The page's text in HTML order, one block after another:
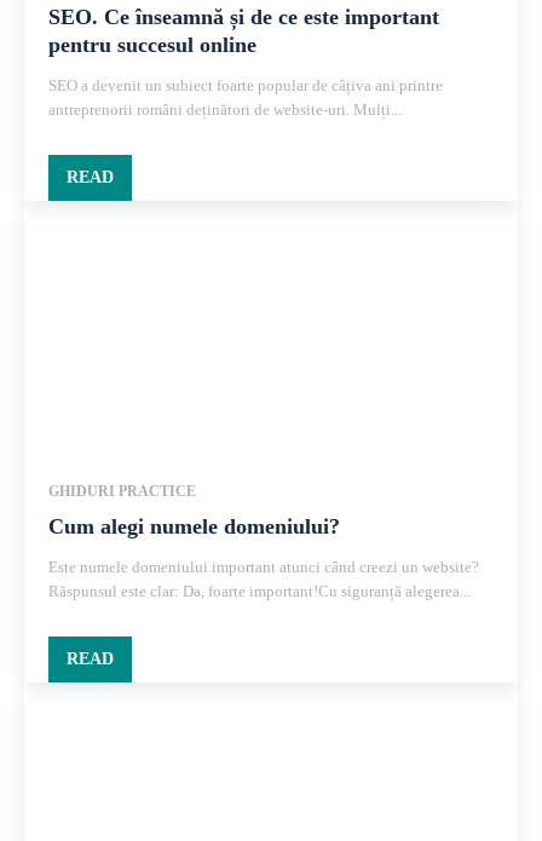
SEO. Ce înseamnă și de ce este important
pentru succesul online
SEO a devenit un subiect foarte popular de câțiva ani printre
antreprenorii români deținători de website-uri. Mulți...
READ
GHIDURI PRACTICE
Cum alegi numele domeniului?
Este numele domeniului important atunci când creezi un website?
Răspunsul este clar: Da, foarte important!Cu siguranță alegerea...
READ